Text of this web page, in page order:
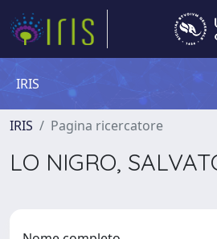
IRIS
IRIS Pagina ricercatore
LO NIGRO,